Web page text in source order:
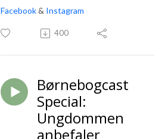
Facebook& Instagram
400
Børnebogcast
Special:
Ungdommen
anbefaler